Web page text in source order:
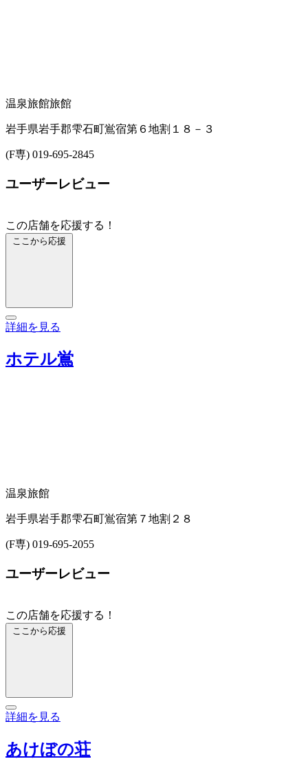
温泉旅館旅館
岩手県岩手郡雫石町鴬宿第６地割１８－３
(F専) 019-695-2845
ユーザーレビュー
この店舗を応援する！
ここから応援
詳細を見る
ホテル鴬
温泉旅館
岩手県岩手郡雫石町鴬宿第７地割２８
(F専) 019-695-2055
ユーザーレビュー
この店舗を応援する！
ここから応援
詳細を見る
あけぼの荘